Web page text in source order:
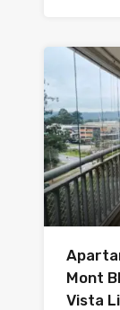
Mont
Vista